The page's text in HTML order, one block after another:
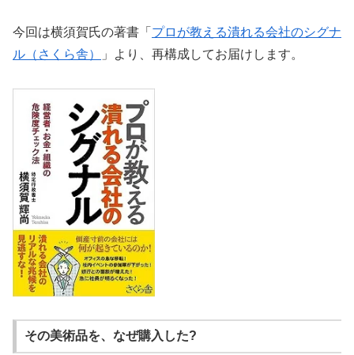
今回は横須賀氏の著書「 プロが教える潰れる会社のシグナ
ル（さくら舎）
」より、再構成してお届けします。
その美術品を、なぜ購入した?